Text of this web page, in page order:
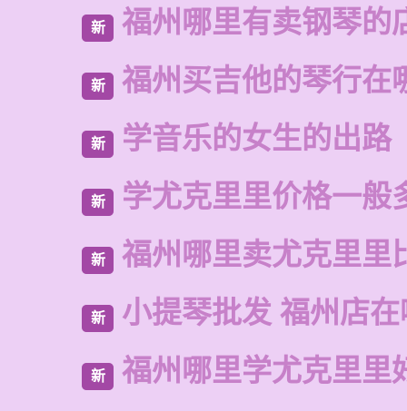
新 福州哪里有卖钢琴的
新 福州买吉他的琴行在
新 学音乐的女生的出路
新 学尤克里里价格一般
新 福州哪里卖尤克里里
新 小提琴批发 福州店
新 福州哪里学尤克里里